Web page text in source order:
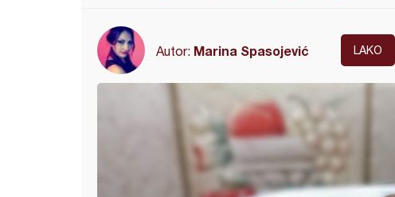
Autor: Marina Spasojević LAKO